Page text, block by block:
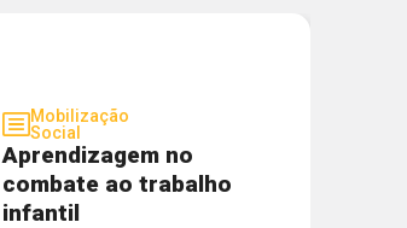
Mobilização
Social
Aprendizagem no
combate ao trabalho
infantil